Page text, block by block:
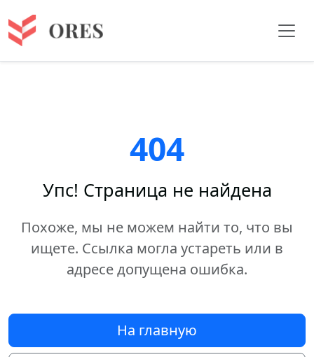
404
Упс! Страница не найдена
Похоже, мы не можем найти то, что вы
ищете. Ссылка могла устареть или в
адресе допущена ошибка.
На главную